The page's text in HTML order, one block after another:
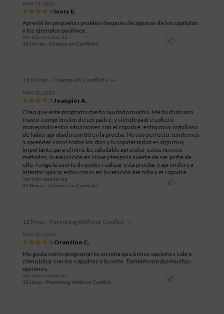
MAY 31, 2023
Ivory E.
Aprecié las pequeñas pruebas después de algunos de los capítulos
y los ejemplos positivos.
Ver más reseñas de
12 Horas - Crianza sin Conflicto
12 Horas - Crianza sin Conflicto
MAY 30, 2023
Jeanpier A.
Creo que este programa me ha ayudado mucho. Me ha dado una
mayor comprensión de ser padre, y siendo padre soltero
manejando estas situaciones con el copadre, estoy muy orgulloso
de haber aprobado con 80 en la prueba. No soy perfecto, tendemos
a aprender cosas todos los días y la copaternidad es algo muy
importante para el niño. Es saludable aprender estos nuevos
métodos, la educación es clave y tengo la suerte de ser parte de
ello. Tengo la suerte de poder realizar esta prueba. y aprenderé a
intentar aplicar estas cosas en la relación del niño y el copadre.
Ver más reseñas de
12 Horas - Crianza sin Conflicto
12 Hour - Parenting Without Conflict
MAY 30, 2023
Orantino C.
Me gusta cómo programar te enseña que tienes opciones sobre
cómo lidiar con los copadres y la corte. También me dio muchas
opciones.
Ver más reseñas de
12 Hour - Parenting Without Conflict